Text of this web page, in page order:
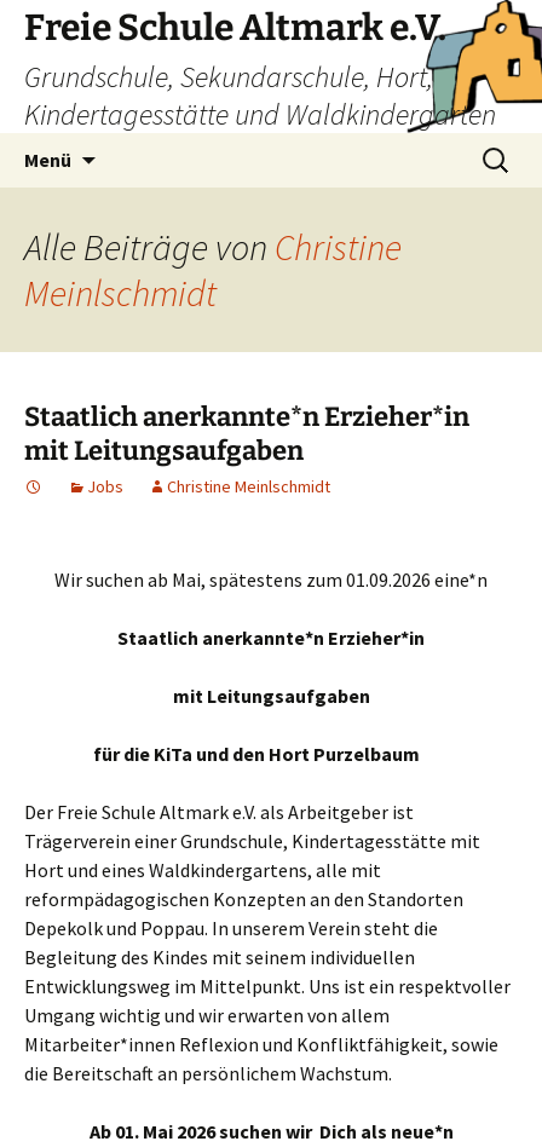
Freie Schule Altmark e.V.
Grundschule, Sekundarschule, Hort,
Kindertagesstätte und Waldkindergarten
Menü
Suchen
nach:
Alle Beiträge von Christine
Meinlschmidt
Staatlich anerkannte*n Erzieher*in
mit Leitungsaufgaben
Jobs Christine Meinlschmidt
Wir suchen ab Mai, spätestens zum 01.09.2026 eine*n
Staatlich anerkannte*n Erzieher*in
mit Leitungsaufgaben
für die KiTa und den Hort Purzelbaum
Der Freie Schule Altmark e.V. als Arbeitgeber ist
Trägerverein einer Grundschule, Kindertagesstätte mit
Hort und eines Waldkindergartens, alle mit
reformpädagogischen Konzepten an den Standorten
Depekolk und Poppau. In unserem Verein steht die
Begleitung des Kindes mit seinem individuellen
Entwicklungsweg im Mittelpunkt. Uns ist ein respektvoller
Umgang wichtig und wir erwarten von allem
Mitarbeiter*innen Reflexion und Konfliktfähigkeit, sowie
die Bereitschaft an persönlichem Wachstum.
Ab 01. Mai 2026 suchen wir Dich als neue*n